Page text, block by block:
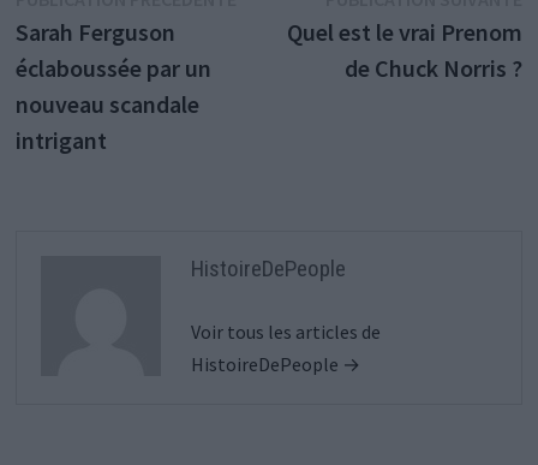
de
l’article
précédente :
Sarah Ferguson
éclaboussée par un
nouveau scandale
intrigant
Quel est le vrai Prenom
de Chuck Norris ?
HistoireDePeople
Voir tous les articles de
HistoireDePeople →